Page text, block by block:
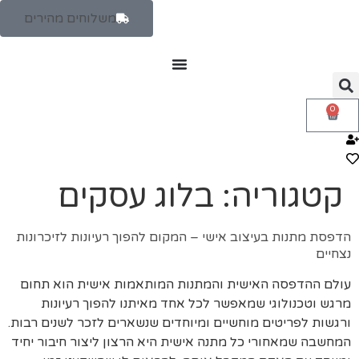
משלוחים מהירים
0
קטגוריה: בלוג עסקים
הדפסת מתנות בעיצוב אישי – המקום להפוך רעיונות לזיכרונות
נצחיים
עולם ההדפסה האישית והמתנות המותאמות אישית הוא תחום
מרגש וטכנולוגי שמאפשר לכל אחד מאיתנו להפוך רעיונות
ורגשות לפריטים מוחשיים ומיוחדים שנשארים לזכר לשנים רבות.
המחשבה שמאחורי כל מתנה אישית היא הרצון ליצור חיבור יחיד